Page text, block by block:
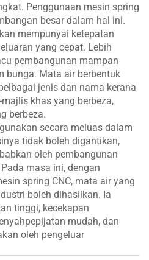
Penggunaan mesin spring
besar dalam hal ini.
mempunyai ketepatan
yang cepat. Lebih
pembangunan mampan
bunga. Mata air berbentuk
jenis dan nama kerana
khas yang berbeza,
berbeza.
secara meluas dalam
tidak boleh digantikan,
oleh pembangunan
masa ini, dengan
spring CNC, mata air yang
boleh dihasilkan. Ia
tinggi, kecekapan
mudah, dan
oleh pengeluar